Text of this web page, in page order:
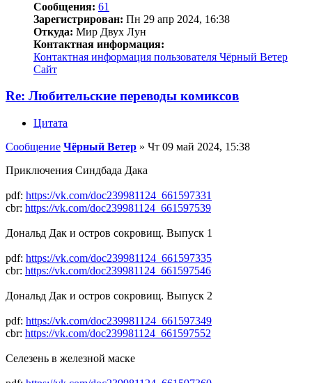
Сообщения: 61
Зарегистрирован: Пн 29 апр 2024, 16:38
Откуда: Мир Двух Лун
Контактная информация:
Контактная информация пользователя Чёрный Ветер
Сайт
Re: Любительские переводы комиксов
Цитата
Сообщение Чёрный Ветер » Чт 09 май 2024, 15:38
Приключения Синдбада Дака
pdf: https://vk.com/doc239981124_661597331
cbr: https://vk.com/doc239981124_661597539
Дональд Дак и остров сокровищ. Выпуск 1
pdf: https://vk.com/doc239981124_661597335
cbr: https://vk.com/doc239981124_661597546
Дональд Дак и остров сокровищ. Выпуск 2
pdf: https://vk.com/doc239981124_661597349
cbr: https://vk.com/doc239981124_661597552
Селезень в железной маске